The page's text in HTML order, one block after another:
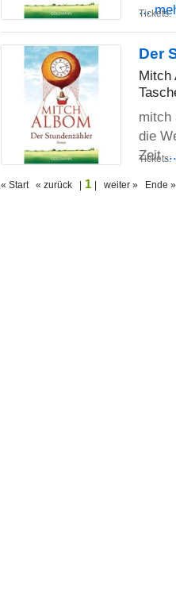
...
Tickets:
Der
Mitch
mitch
die
Zeit
Tickets:
« Start « zurück | 1 | weiter » Ende »